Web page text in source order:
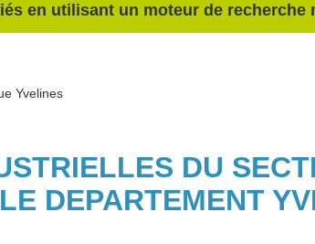
en utilisant un moteur de recherche
Yvelines
DU
DEPARTEMENT